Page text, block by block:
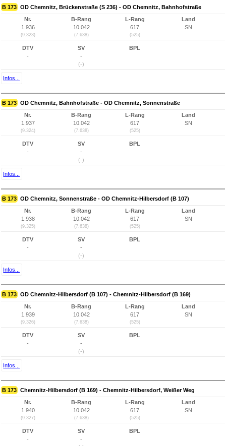
B 173 OD Chemnitz, Brückenstraße (S 236) - OD Chemnitz, Bahnhofstraße
Nr.
1.936
(9.323)
B-Rang
10.042
(7.638)
L-Rang
617
(525)
Land
SN
DTV
-
SV
-
(-)
BPL
Infos...
B 173 OD Chemnitz, Bahnhofstraße - OD Chemnitz, Sonnenstraße
Nr.
1.937
(9.324)
B-Rang
10.042
(7.638)
L-Rang
617
(525)
Land
SN
DTV
-
SV
-
(-)
BPL
Infos...
B 173 OD Chemnitz, Sonnenstraße - OD Chemnitz-Hilbersdorf (B 107)
Nr.
1.938
(9.325)
B-Rang
10.042
(7.638)
L-Rang
617
(525)
Land
SN
DTV
-
SV
-
(-)
BPL
Infos...
B 173 OD Chemnitz-Hilbersdorf (B 107) - Chemnitz-Hilbersdorf (B 169)
Nr.
1.939
(9.326)
B-Rang
10.042
(7.638)
L-Rang
617
(525)
Land
SN
DTV
-
SV
-
(-)
BPL
Infos...
B 173 Chemnitz-Hilbersdorf (B 169) - Chemnitz-Hilbersdorf, Weißer Weg
Nr.
1.940
(9.327)
B-Rang
10.042
(7.638)
L-Rang
617
(525)
Land
SN
DTV
-
SV
-
BPL